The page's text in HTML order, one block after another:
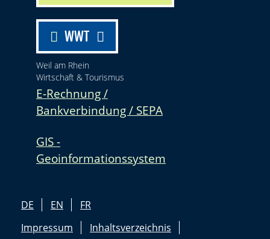
WWT
Weil am Rhein
Wirtschaft & Tourismus
E-Rechnung /
Bankverbindung / SEPA
GIS -
Geoinformationssystem
DE EN
FR
Impressum
Inhaltsverzeichnis